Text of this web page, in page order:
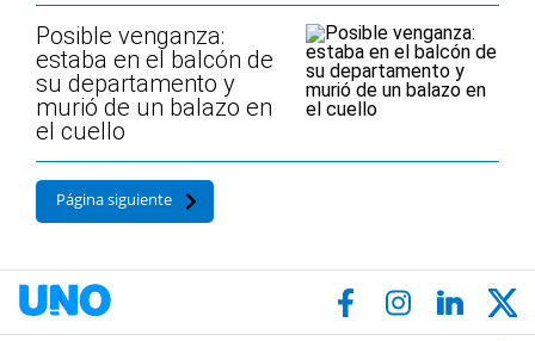
Posible venganza:
estaba en el balcón de
su departamento y
murió de un balazo en
el cuello
Página siguiente